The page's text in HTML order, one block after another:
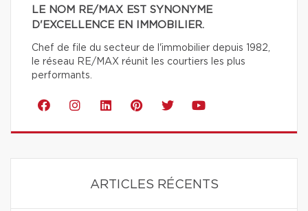
LE NOM RE/MAX EST SYNONYME
D'EXCELLENCE EN IMMOBILIER.
Chef de file du secteur de l'immobilier depuis 1982,
le réseau RE/MAX réunit les courtiers les plus
performants.
ARTICLES RÉCENTS